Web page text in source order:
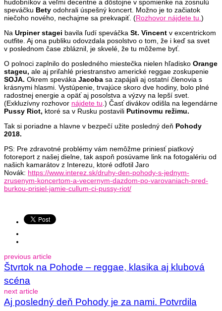
hudobníkov a veľmi decentne a dôstojne v spomienke na zosnulú
speváčku Bety odohrali úspešný koncert. Možno je to začiatok
niečoho nového, nechajme sa prekvapiť. (Rozhovor nájdete tu. )
Na Urpiner stagei bavila ľudí speváčka St. Vincent v excentrickom
outfite. Aj ona publiku odovzdala posolstvo o tom, že i keď sa svet
v poslednom čase zbláznil, je skvelé, že tu môžeme byť.
O polnoci zaplnilo do posledného miestečka nielen hľadisko Orange
stageu, ale aj priľahlé priestranstvo americké reggae zoskupenie
SOJA. Okrem speváka Jacoba sa zapájali aj ostatní členovia s
krásnymi hlasmi. Vystúpenie, trvajúce skoro dve hodiny, bolo plné
radostnej energie a opäť aj posolstva a výzvy na lepší svet.
(Exkluzívny rozhovor nájdete tu .) Časť divákov odišla na legendárne
Pussy Riot, ktoré sa v Rusku postavili Putinovmu režimu.
Tak si poriadne a hlavne v bezpečí užite posledný deň Pohody
2018.
PS: Pre zdravotné problémy vám nemôžme priniesť piatkový
fotoreport z našej dielne, tak aspoň posúvame link na fotogalériu od
našich kamarátov z Interezu, ktoré odfotil Jaro
Novák: https://www.interez.sk/druhy-den-pohody-s-jednym-
zrusenym-koncertom-a-vecernym-dazdom-po-varovaniach-pred-
burkou-prisiel-jamie-cullum-ci-pussy-riot/
previous article
Štvrtok na Pohode – reggae, klasika aj klubová
scéna
next article
Aj posledný deň Pohody je za nami. Potvrdila